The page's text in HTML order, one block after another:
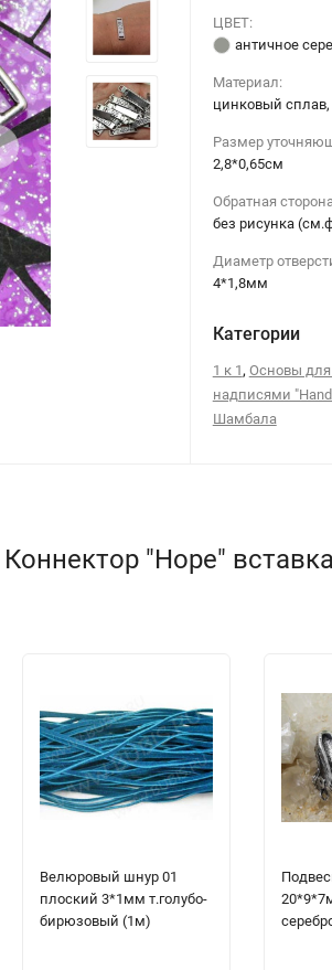
ЦВЕТ:
античное
Материал:
цинковый сплав,
Размер
2,8*0,65см
Обратная
без рисунка
Диаметр
4*1,8мм
Категории
1 к 1 , Основы для
надписями "Hand
Шамбала
"Hope"
Велюровый шнур 01
плоский 3*1мм т.голубо-
бирюзовый (1м)